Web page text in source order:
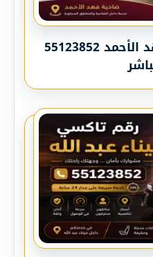
رقم تاكسي ضاحية فهد الأحمد 55123852